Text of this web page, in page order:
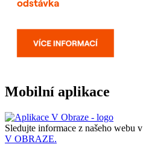
Mobilní aplikace
Sledujte informace z našeho webu v
V OBRAZE.